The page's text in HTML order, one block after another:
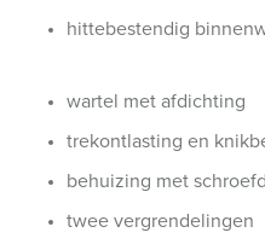
hittebestendig
wartel met afdichting
trekontlasting en
behuizing met
twee vergrendelingen